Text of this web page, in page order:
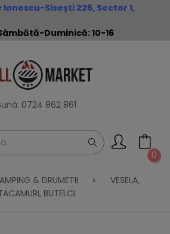
Sisești 226, Sector 1,
Duminică: 10-16
0724 862 861
0
& DRUMETII
VESELA,
BUTELCI